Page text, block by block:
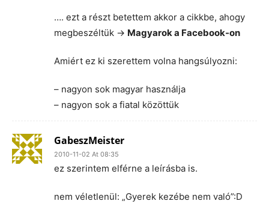
…. ezt a részt betettem akkor a cikkbe, ahogy
megbeszéltük -> Magyarok a Facebook-on
Amiért ez ki szerettem volna hangsúlyozni:
– nagyon sok magyar használja
– nagyon sok a fiatal közöttük
GabeszMeister
2010-11-02 At 08:35
ez szerintem elférne a leírásba is.
nem véletlenül: „Gyerek kezébe nem való”:D